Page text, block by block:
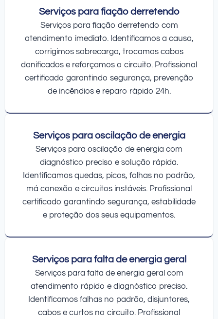
Serviços para fiação derretendo
Serviços para fiação derretendo com
atendimento imediato. Identificamos a causa,
corrigimos sobrecarga, trocamos cabos
danificados e reforçamos o circuito. Profissional
certificado garantindo segurança, prevenção
de incêndios e reparo rápido 24h.
Serviços para oscilação de energia
Serviços para oscilação de energia com
diagnóstico preciso e solução rápida.
Identificamos quedas, picos, falhas no padrão,
má conexão e circuitos instáveis. Profissional
certificado garantindo segurança, estabilidade
e proteção dos seus equipamentos.
Serviços para falta de energia geral
Serviços para falta de energia geral com
atendimento rápido e diagnóstico preciso.
Identificamos falhas no padrão, disjuntores,
cabos e curtos no circuito. Profissional